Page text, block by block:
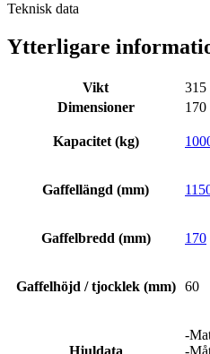
Teknisk data
Ytterligare
Vikt
315
Dimensioner
Kapacitet (kg)
Gaffellängd (mm)
Gaffelbredd (mm) 170
Gaffelhöjd / tjocklek (mm) 60
-